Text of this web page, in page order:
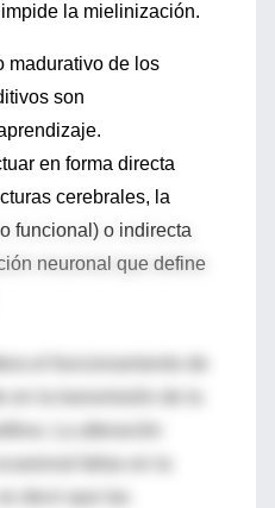
la mielinización.
madurativo de los
son
en forma directa
cerebrales, la
funcional) o indirecta
neuronal que define
en la transmisión de la
fallas en la
decir que las